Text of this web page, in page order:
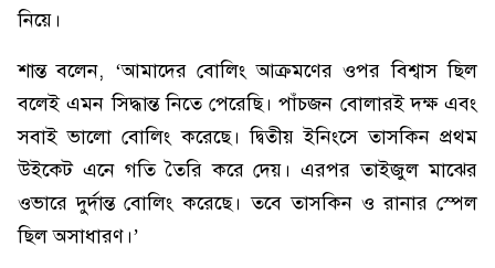
নিয়ে।
শান্ত বলেন, ‘আমাদের বোলিং আক্রমণের ওপর বিশ্বাস ছিল
বলেই এমন সিদ্ধান্ত নিতে পেরেছি। পাঁচজন বোলারই দক্ষ এবং
সবাই ভালো বোলিং করেছে। দ্বিতীয় ইনিংসে তাসকিন প্রথম
উইকেট এনে গতি তৈরি করে দেয়। এরপর তাইজুল মাঝের
ওভারে দুর্দান্ত বোলিং করেছে। তবে তাসকিন ও রানার স্পেল
ছিল অসাধারণ।’